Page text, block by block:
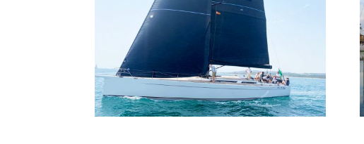
Sotogrande que
organiza el Real Club
Marítimo y Puerto
Sotogrande